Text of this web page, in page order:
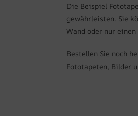
Die Beispiel
gewährleisten. Sie
Wand oder nur
Bestellen Sie noch
Fototapeten, Bilder